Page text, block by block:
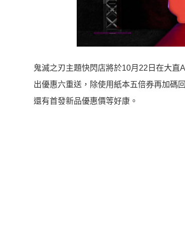
鬼滅之刃主題快閃店將於10月22日在大
出優惠六重送，除使用紙本五倍券再加碼
還有首發新品優惠價等好康。